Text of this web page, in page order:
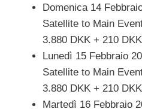
Domenica 14
Satellite to Main
3.880 DKK + 210 DKK
Lunedì 15 Febbraio
Satellite to Main
3.880 DKK + 210 DKK
Martedì 16 Febbraio